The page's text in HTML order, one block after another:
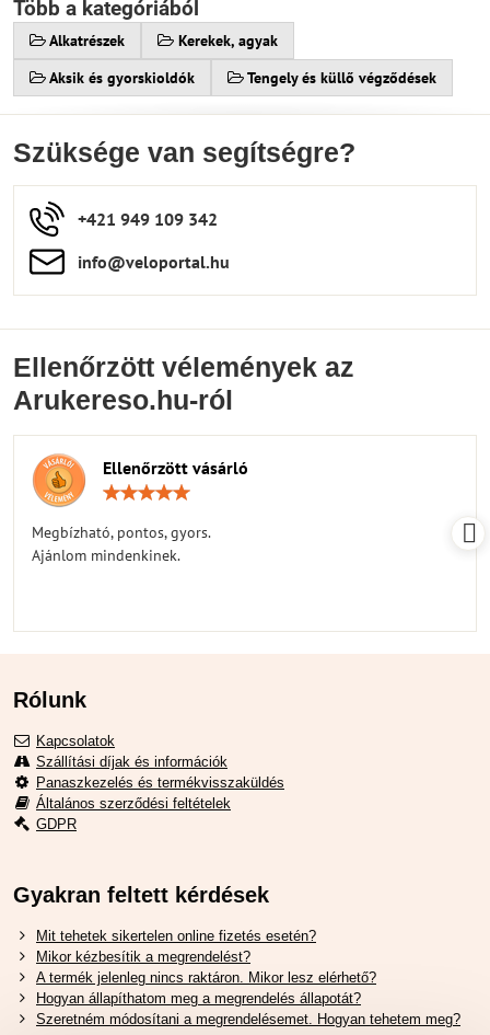
Több a kategóriából
Alkatrészek
Kerekek, agyak
Aksik és gyorskioldók
Tengely és küllő végződések
Szüksége van segítségre?
+421 949 109 342
info​​@veloportal​.hu
Ellenőrzött vélemények az
Arukereso.hu-ról
Ellenőrzött vásárló
Megbízható, pontos, gyors.
Ajánlom mindenkinek.
Rólunk
Kapcsolatok
Szállítási díjak és információk
Panaszkezelés és termékvisszaküldés
Általános szerződési feltételek
GDPR
Gyakran feltett kérdések
Mit tehetek sikertelen online fizetés esetén?
Mikor kézbesítik a megrendelést?
A termék jelenleg nincs raktáron. Mikor lesz elérhető?
Hogyan állapíthatom meg a megrendelés állapotát?
Szeretném módosítani a megrendelésemet. Hogyan tehetem meg?